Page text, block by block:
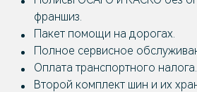
франшиз.
Пакет помощи на дорогах.
Полное сервисное
Оплата транспортного налога.
Второй комплект шин и их